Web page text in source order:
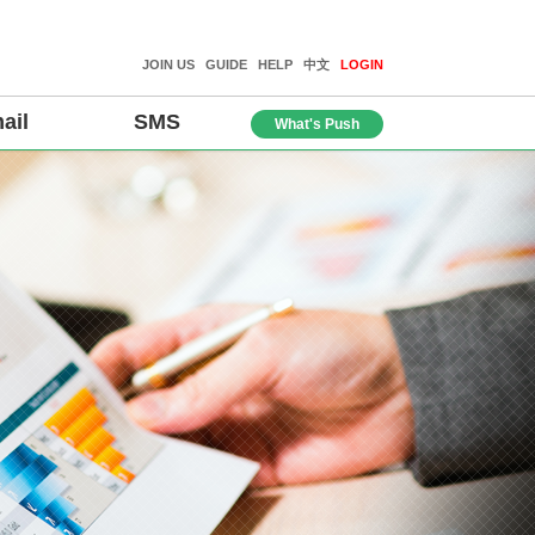
JOIN US GUIDE HELP 中文 LOGIN
SMS What's Push